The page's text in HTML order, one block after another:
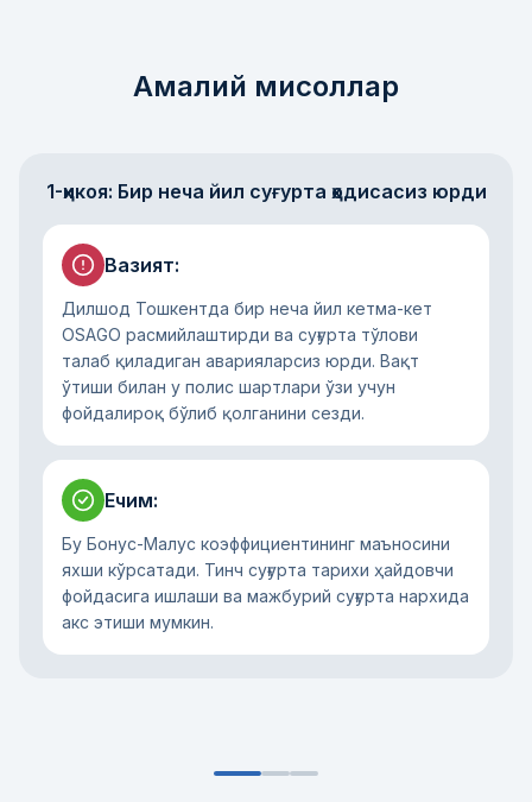
Амалий мисоллар
1-ҳикоя: Бир неча йил суғурта ҳодисасиз юрди
Вазият:
Дилшод Тошкентда бир неча йил кетма-кет
OSAGO расмийлаштирди ва суғурта тўлови
талаб қиладиган аварияларсиз юрди. Вақт
ўтиши билан у полис шартлари ўзи учун
фойдалироқ бўлиб қолганини сезди.
Ечим:
Бу Бонус-Малус коэффициентининг маъносини
яхши кўрсатади. Тинч суғурта тарихи ҳайдовчи
фойдасига ишлаши ва мажбурий суғурта нархида
акс этиши мумкин.